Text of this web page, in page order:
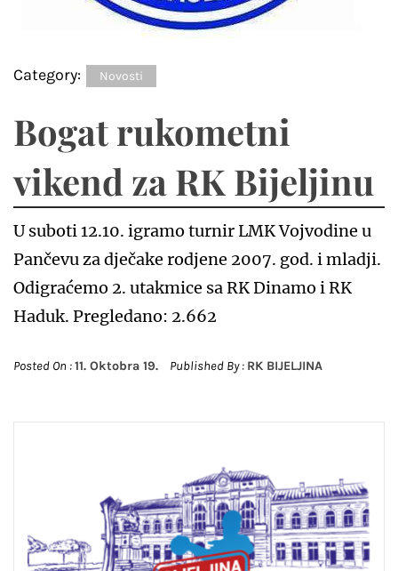
Category: Novosti
Bogat rukometni
vikend za RK Bijeljinu
U suboti 12.10. igramo turnir LMK Vojvodine u
Pančevu za dječake rodjene 2007. god. i mladji.
Odigraćemo 2. utakmice sa RK Dinamo i RK
Haduk. Pregledano: 2.662
Posted On :11. Oktobra 19. Published By : RK BIJELJINA